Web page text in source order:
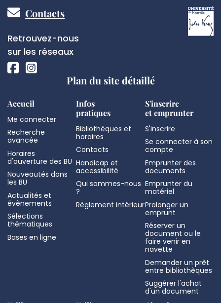
Pied
de
page
Contacts
Réseaux
sociaux
Retrouvez-nous
sur les réseaux
Plan du site détaillé
Accueil
Me connecter
Recherche
avancée
Horaires
d'ouverture des BU
Nouveautés dans
les BU
Actualités et
évènements
Sélections
thématiques
Bases en ligne
Infos
pratiques
Bibliothèques et
horaires
Contacts
Handicap et
accessibilité
Qui sommes-nous
?
Règlement intérieur
S'inscrire
et emprunter
S'inscrire
Se connecter à son
compte
Emprunter des
documents
Emprunter du
matériel
Prolonger un
emprunt
Réserver un
document ou le
faire venir en
navette
Demander un prêt
entre bibliothèques
Suggérer l'achat
d'un document